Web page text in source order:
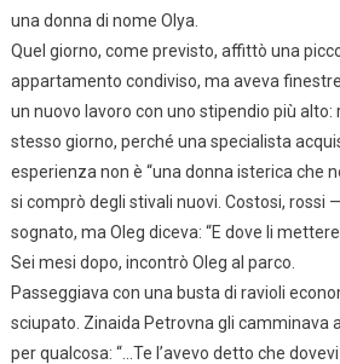
una donna di nome Olya.
Quel giorno, come previsto, affittò una
appartamento condiviso, ma aveva
un nuovo lavoro con uno stipendio più alto:
stesso giorno, perché una specialista
esperienza non è “una donna isterica che
si comprò degli stivali nuovi. Costosi, rossi
sognato, ma Oleg diceva: “E dove li
Sei mesi dopo, incontrò Oleg al parco.
Passeggiava con una busta di ravioli
sciupato. Zinaida Petrovna gli camminava
per qualcosa: “…Te l’avevo detto che